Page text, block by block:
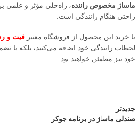
ماساژ مخصوص راننده، راه‌حلی مؤثر و علمی
راحتی هنگام رانندگی است.
با خرید این محصول از فروشگاه معتبر فیت و
لحظات رانندگی خود اضافه می‌کنید، بلکه با
خود نیز مطمئن خواهید بود.
جدیدتر
صندلی ماساژ در برنامه جوکر